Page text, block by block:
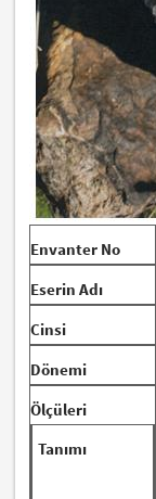
Envanter No
Eserin Adı
Cinsi
Dönemi
Ölçüleri
Tanımı